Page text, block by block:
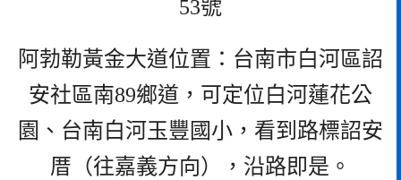
53號
阿勃勒黃金大道位置：台南市白河區詔
安社區南89鄉道，可定位白河蓮花公
園、台南白河玉豐國小，看到路標詔安
厝（往嘉義方向），沿路即是。